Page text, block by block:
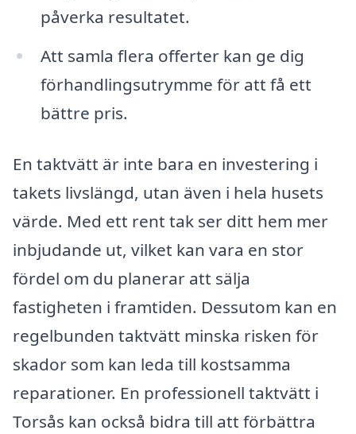
påverka resultatet.
Att samla flera offerter kan ge dig
förhandlingsutrymme för att få ett
bättre pris.
En taktvätt är inte bara en investering i
takets livslängd, utan även i hela husets
värde. Med ett rent tak ser ditt hem mer
inbjudande ut, vilket kan vara en stor
fördel om du planerar att sälja
fastigheten i framtiden. Dessutom kan en
regelbunden taktvätt minska risken för
skador som kan leda till kostsamma
reparationer. En professionell taktvätt i
Torsås kan också bidra till att förbättra